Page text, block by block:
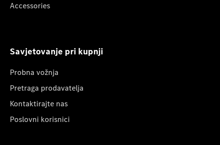
Accessories
Savjetovanje pri kupnji
Probna vožnja
Pretraga prodavatelja
Kontaktirajte nas
Poslovni korisnici